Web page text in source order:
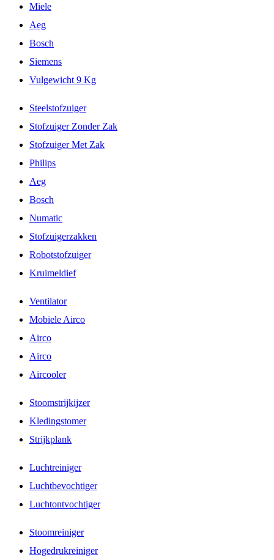
Miele
Aeg
Bosch
Siemens
Vulgewicht 9 Kg
Steelstofzuiger
Stofzuiger Zonder Zak
Stofzuiger Met Zak
Philips
Aeg
Bosch
Numatic
Stofzuigerzakken
Robotstofzuiger
Kruimeldief
Ventilator
Mobiele Airco
Airco
Airco
Aircooler
Stoomstrijkijzer
Kledingstomer
Strijkplank
Luchtreiniger
Luchtbevochtiger
Luchtontvochtiger
Stoomreiniger
Hogedrukreiniger